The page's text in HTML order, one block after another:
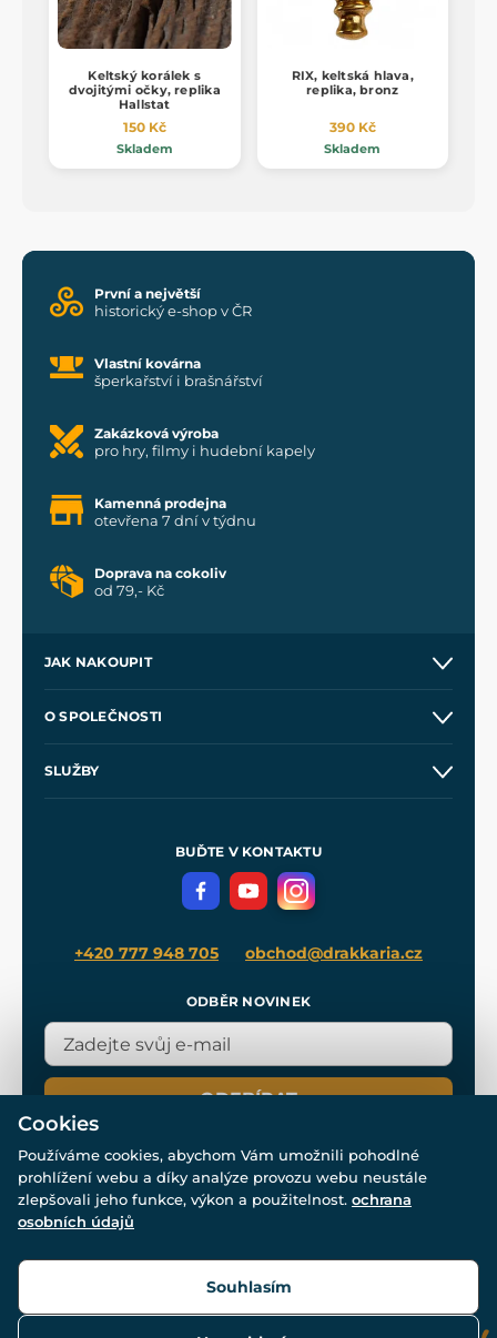
Keltský korálek s
dvojitými očky, replika
Hallstat
150 Kč
Skladem
RIX, keltská hlava,
replika, bronz
390 Kč
Skladem
První a největší
historický e-shop v ČR
Vlastní kovárna
šperkařství i brašnářství
Zakázková výroba
pro hry, filmy i hudební kapely
Kamenná prodejna
otevřena 7 dní v týdnu
Doprava na cokoliv
od 79,- Kč
JAK NAKOUPIT
Velkoobchod
O SPOLEČNOSTI
SLUŽBY
Meče pro Kingdom Come
BUĎTE V KONTAKTU
+420 777 948 705 obchod@drakkaria.cz
ODBĚR NOVINEK
ODEBÍRAT
© Všechna práva vyhrazena. www.drakkaria.cz 2007-2026.
Cookies
Používáme cookies, abychom Vám umožnili pohodlné
prohlížení webu a díky analýze provozu webu neustále
zlepšovali jeho funkce, výkon a použitelnost. ochrana
osobních údajů
Souhlasím